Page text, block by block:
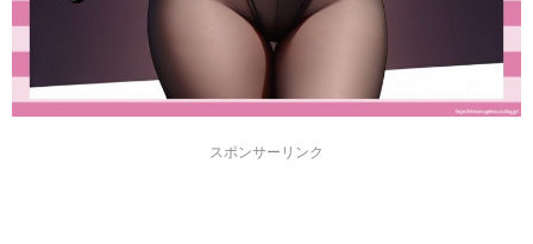
スポンサーリンク